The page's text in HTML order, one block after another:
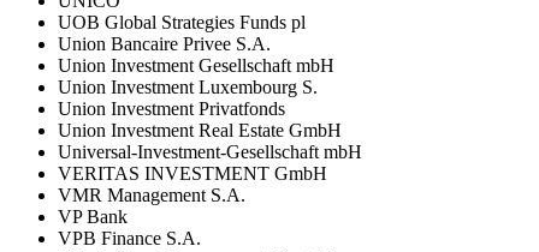
UOB Global Strategies Funds pl
Union Bancaire Privee S.A.
Union Investment Gesellschaft mbH
Union Investment Luxembourg S.
Union Investment Privatfonds
Union Investment Real Estate GmbH
Universal-Investment-Gesellschaft mbH
VERITAS INVESTMENT GmbH
VMR Management S.A.
VP Bank
VPB Finance S.A.